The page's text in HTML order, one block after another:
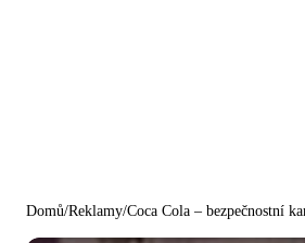
Domů/Reklamy/Coca Cola – bezpečnostní